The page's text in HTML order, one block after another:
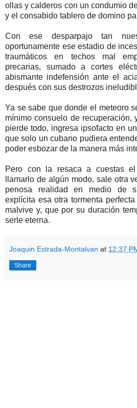
ollas y calderos con un condumio
y el consabido tablero de domino
Con ese desparpajo tan
oportunamente ese estadio de
traumáticos en techos mal
precarias, sumado a cortes
abismante indefensión ante el
después con sus destrozos
Ya se sabe que donde el meteoro
mínimo consuelo de recuperación,
pierde todo, ingresa ipsofacto en
que solo un cubano pudiera
poder esbozar de la manera más
Pero con la resaca a cuestas
llamarlo de algún modo, sale otra
penosa realidad en medio de
explícita esa otra tormenta
malvive y, que por su duración
serle eterna.
Joaquin Estrada-Montalvan at 12:37
Share